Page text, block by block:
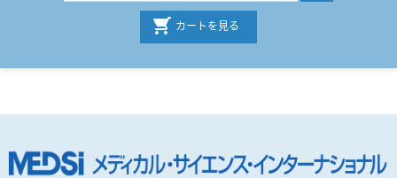
カートを見る